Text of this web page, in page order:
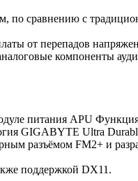
по сравнению с
от перепадов
компоненты
питания APU
GIGABYTE Ultra
разъёмом FM2+ и
поддержкой DX11.